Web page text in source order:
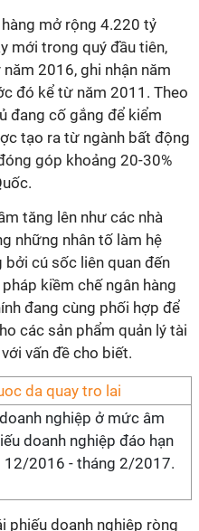
mở rộng 4.220 tỷ
mới trong quý đầu tiên,
2016, ghi nhận năm
đó kể từ năm 2011. Theo
đang cố gắng để kiểm
tạo ra từ ngành bất động
góp khoảng 20-30%
tăng lên như các nhà
những nhân tố làm hệ
cú sốc liên quan đến
kiềm chế ngân hàng
đang cùng phối hợp để
các sản phẩm quản lý tài
vấn đề cho biết.
nghiệp ở mức âm
doanh nghiệp đáo hạn
12/2016 - tháng 2/2017.
phiếu doanh nghiệp ròng